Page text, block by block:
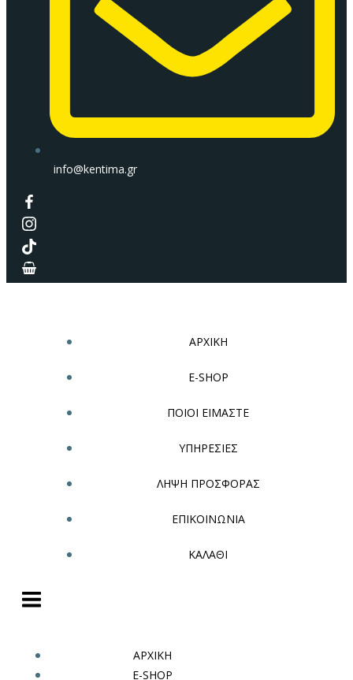
info@kentima.gr
ΑΡΧΙΚΗ
E-SHOP
ΠΟΙΟΙ ΕΙΜΑΣΤΕ
ΥΠΗΡΕΣΙΕΣ
ΛΗΨΗ ΠΡΟΣΦΟΡΑΣ
ΕΠΙΚΟΙΝΩΝΙΑ
ΚΑΛΑΘΙ
ΑΡΧΙΚΗ
E-SHOP